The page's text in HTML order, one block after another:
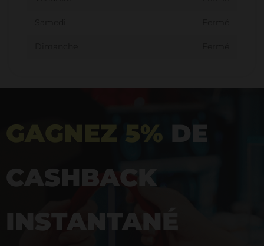
GAGNEZ 5% DE
CASHBACK
INSTANTANÉ